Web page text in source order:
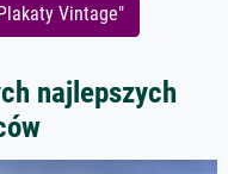
Vintage"
najlepszych